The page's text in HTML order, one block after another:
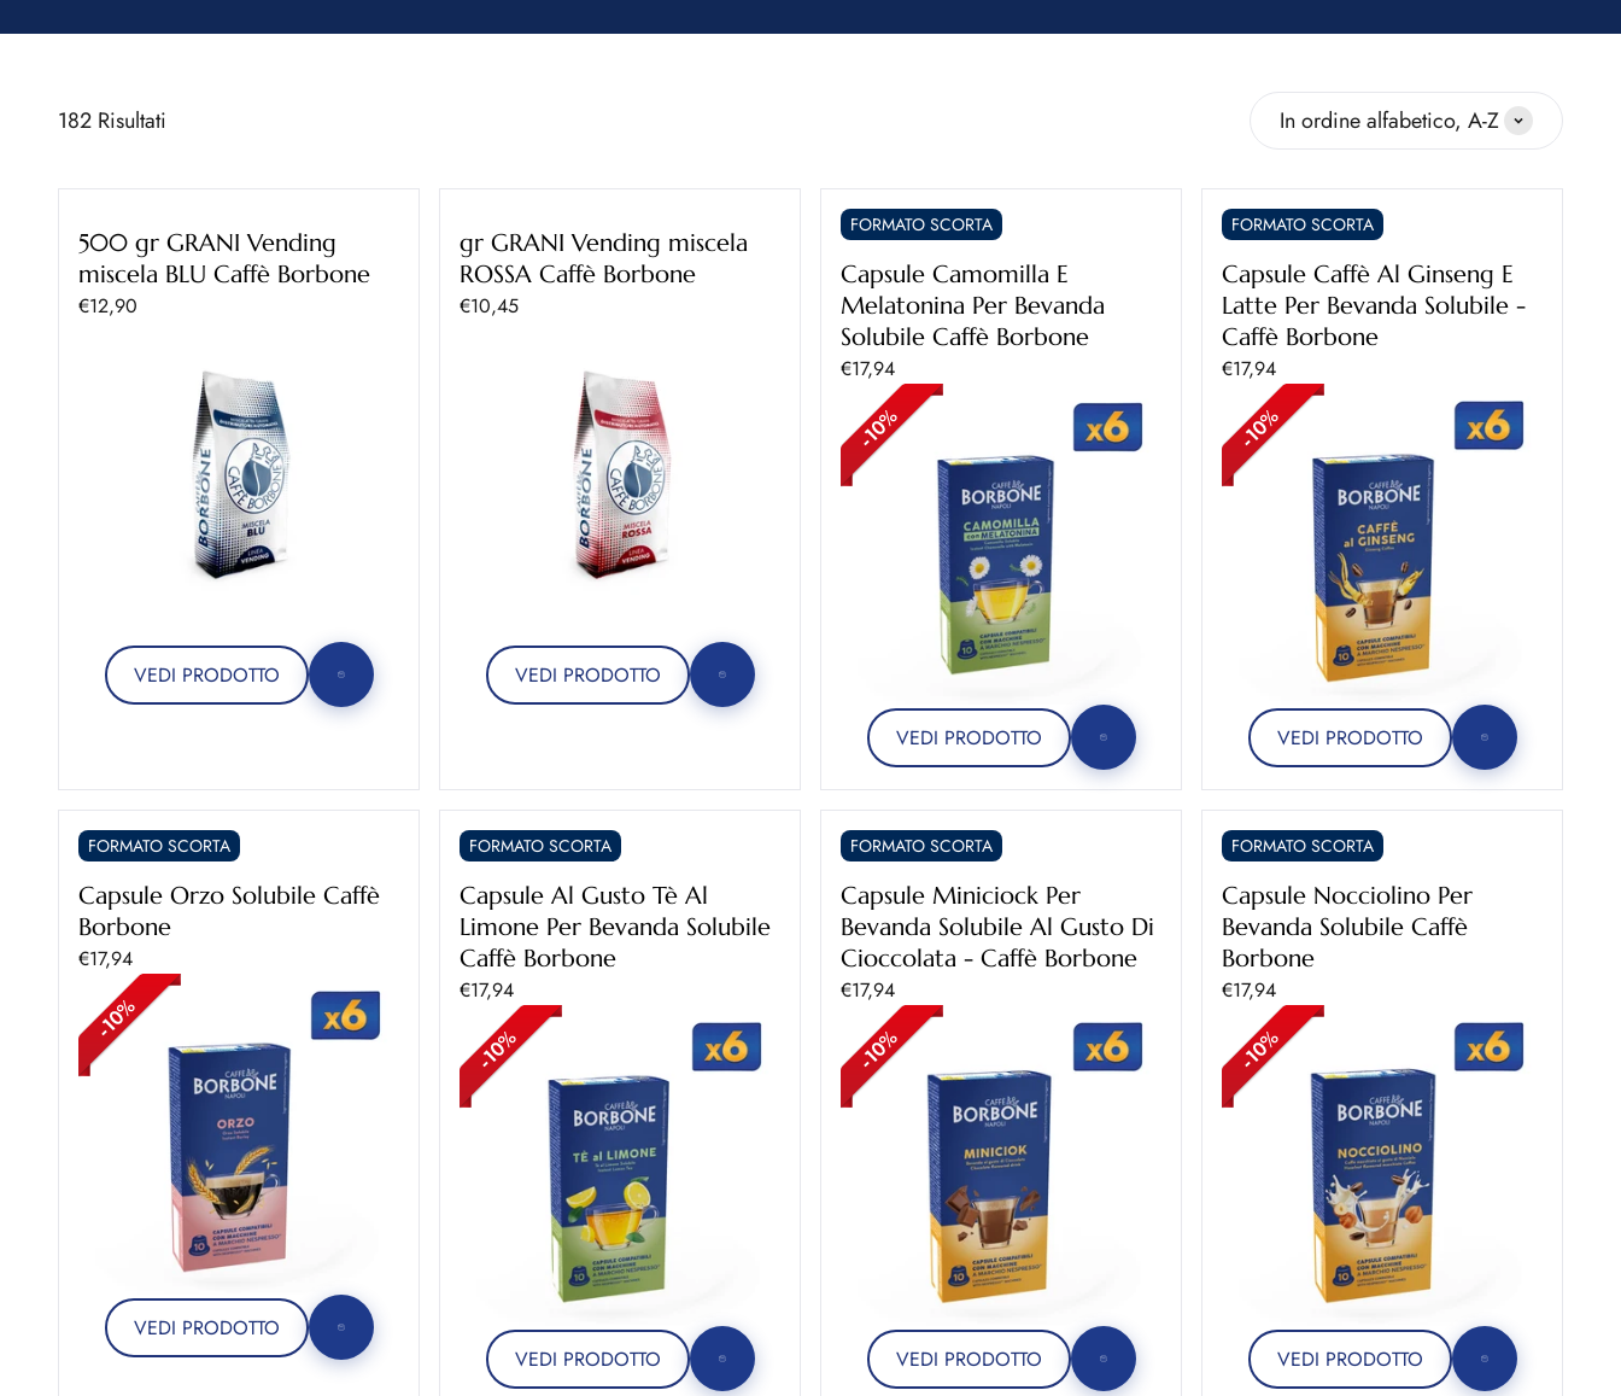
182 Risultati OrdinaIn ordine alfabetico, A-Z
500 gr GRANI Vending
miscela BLU Caffè Borbone
Prezzo scontato
€12,90
VEDI PRODOTTO
gr GRANI Vending miscela
ROSSA Caffè Borbone
Prezzo scontato
€10,45
VEDI PRODOTTO
FORMATO SCORTA
Capsule Camomilla E
Melatonina Per Bevanda
Solubile Caffè Borbone
Prezzo scontato
€17,94
VEDI PRODOTTO
FORMATO SCORTA
Capsule Caffè Al Ginseng E
Latte Per Bevanda Solubile -
Caffè Borbone
Prezzo scontato
€17,94
VEDI PRODOTTO
FORMATO SCORTA
Capsule Orzo Solubile Caffè
Borbone
Prezzo scontato
€17,94
VEDI PRODOTTO
FORMATO SCORTA
Capsule Al Gusto Tè Al
Limone Per Bevanda Solubile
Caffè Borbone
Prezzo scontato
€17,94
VEDI PRODOTTO
FORMATO SCORTA
Capsule Miniciock Per
Bevanda Solubile Al Gusto Di
Cioccolata - Caffè Borbone
Prezzo scontato
€17,94
VEDI PRODOTTO
FORMATO SCORTA
Capsule Nocciolino Per
Bevanda Solubile Caffè
Borbone
Prezzo scontato
€17,94
VEDI PRODOTTO